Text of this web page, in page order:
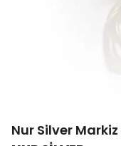
Nur Silver Markiz